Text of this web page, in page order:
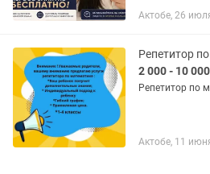
понимал
Актобе, 26
Репетитор
2 000 - 10
Репетитор по
Актобе, 11